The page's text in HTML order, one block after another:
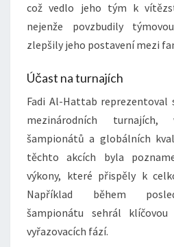
což vedlo jeho tým k
nejenže povzbudily
zlepšily jeho postavení mezi
Účast na turnajích
Fadi Al-Hattab reprezentoval
mezinárodních turnajích,
šampionátů a globálních
těchto akcích byla
výkony, které přispěly k
Například během
šampionátu sehrál
vyřazovacích fází.